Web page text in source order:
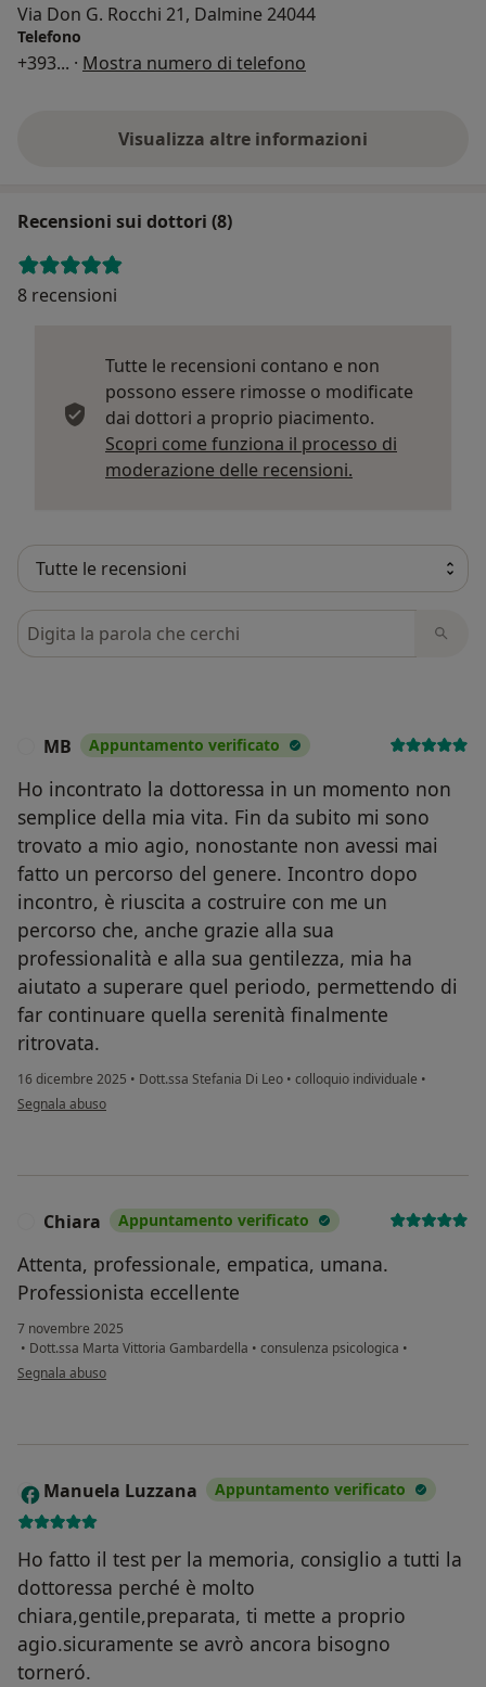
Via Don G. Rocchi 21, Dalmine 24044
Telefono
+393... · Mostra numero di telefono
Visualizza altre informazioni
Recensioni sui dottori (8)
8 recensioni
Tutte le recensioni contano e non
possono essere rimosse o modificate
dai dottori a proprio piacimento.
Scopri come funziona il processo di
moderazione delle recensioni.
Cerca nelle recensioni
MB Appuntamento verificato
Ho incontrato la dottoressa in un momento non
semplice della mia vita. Fin da subito mi sono
trovato a mio agio, nonostante non avessi mai
fatto un percorso del genere. Incontro dopo
incontro, è riuscita a costruire con me un
percorso che, anche grazie alla sua
professionalità e alla sua gentilezza, mia ha
aiutato a superare quel periodo, permettendo di
far continuare quella serenità finalmente
ritrovata.
16 dicembre 2025 • Dott.ssa Stefania Di Leo • colloquio individuale •
secondo l'opinione dell'utente MB
Segnala abuso
Chiara Appuntamento verificato
Attenta, professionale, empatica, umana.
Professionista eccellente
7 novembre 2025
• Dott.ssa Marta Vittoria Gambardella • consulenza psicologica •
secondo l'opinione dell'utente Chiara
Segnala abuso
M Manuela Luzzana Appuntamento verificato
Ho fatto il test per la memoria, consiglio a tutti la
dottoressa perché è molto
chiara,gentile,preparata, ti mette a proprio
agio.sicuramente se avrò ancora bisogno
torneró.